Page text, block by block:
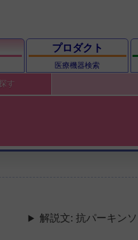
プロダクト
医療機器検索
す
解説文: 抗パーキン